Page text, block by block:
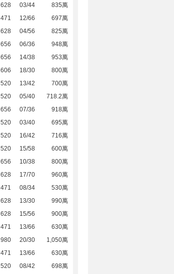
628 03/44
835萬
471 12/66
697萬
628 04/56
825萬
656 06/36
948萬
656 14/38
953萬
606 18/30
800萬
520 13/42
700萬
520 05/40
718.2萬
656 07/36
918萬
520 03/40
695萬
520 16/42
716萬
520 15/58
600萬
656 10/38
800萬
628 17/70
960萬
471 08/34
530萬
628 13/30
990萬
628 15/56
900萬
471 13/66
630萬
980 20/30
1,050萬
471 13/66
630萬
520 08/42
698萬